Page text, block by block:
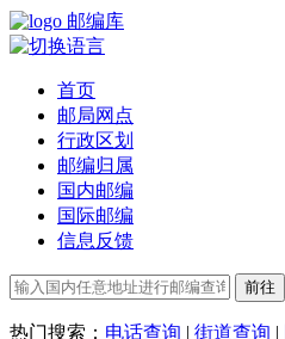
邮编库
首页
邮局网点
行政区划
邮编归属
国内邮编
国际邮编
信息反馈
热门搜索： 电话查询 | 街道查询 |